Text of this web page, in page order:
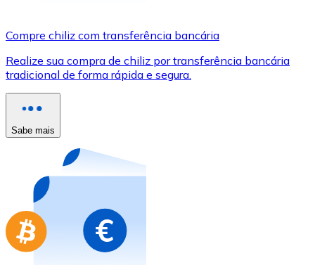
Use cartões Visa e Mastercard para comprar
Comprar com cartão
Compre cartões-presente das suas marcas favoritas
Ir para a loja de cartões-presente
Compre chiliz com transferência bancária
Realize sua compra de chiliz por transferência bancária
tradicional de forma rápida e segura.
Sabe mais